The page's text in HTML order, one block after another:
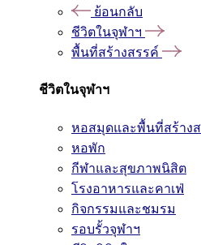
ย้อนกลับ
ชีวิตในจุฬาฯ
พื้นที่สร้างสรรค์
ชีวิตในจุฬาฯ
หอสมุดและพื้นที่สร้าง
หอพัก
กีฬาและสุขภาพนิสิต
โรงอาหารและคาเฟ่
กิจกรรมและชมรม
รอบรั้วจุฬาฯ